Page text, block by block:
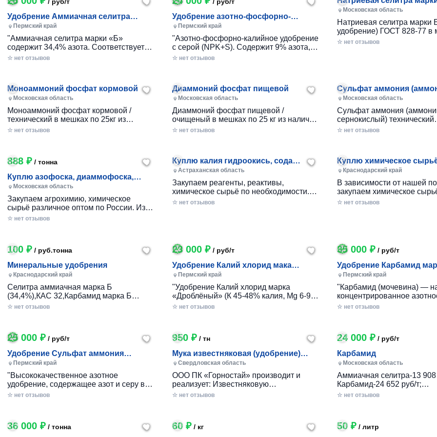
Удобрение Аммиачная селитра
марки «Б»
Пермский край
"Аммиачная селитра марки «Б»
содержит 34,4% азота. Соответствует
ГОСТ 2-2013. Это универсальное
протяже...
☆ нет отзывов
Удобрение азотно-фосфорно-
калийное + сера.NPK+S
Пермский край
"Азотно-фосфорно-калийное удобрение
с серой (NPK+S). Содержит 9% азота,
16% фосфора, 15% калия и 7% серы.
☆ нет отзывов
удобрение) ГОСТ 828-77
Московская область
Натриевая селитра марки
удобрение) ГОСТ 828-77 в
наличия со склада в
☆ нет отзывов
Моноаммоний фосфат кормовой
Московская область
Моноаммоний фосфат кормовой /
технический в мешках по 25кг из
наличия со склада в Подмосковье
☆ нет отзывов
Диаммоний фосфат пищевой
Московская область
Диаммоний фосфат пищевой /
очищеный в мешках по 25 кг из наличия
со склада в Подмосковье
☆ нет отзывов
Сульфат аммония
сернокислый)
Московская область
Сульфат аммония
сернокислый) технический
кристаллический в мешках
☆ нет отзывов
888 ₽ / тонна
Куплю азофоска, диаммофоска,
селитра аммиачная, калий
хлористый, карбамид неликвиды по
РФ
Московская область
Закупаем агрохимию, химическое
сырьё различное оптом по России. Из
числа неликвидов, невостребованную,
☆ нет отзывов
Куплю калия гидроокись, сода
кальцинированная, глицерин, натр
едкий и другое неликвиды по РФ
Астраханская область
Закупаем реагенты, реактивы,
химическое сырьё по необходимости.
Просроченные или предназначенные
☆ нет отзывов
Куплю химическое
реагенты просрочку,
России
Краснодарский край
В зависимости от нашей
закупаем химическое
реагенты, обязательно в
☆ нет отзывов
100 ₽ / руб.тонна
Минеральные удобрения
Краснодарский край
Селитра аммиачная марка Б
(34,4%),КАС 32,Карбамид марка Б
(46,2%), Сульфоаммофос (20:20:14),
NS 21:24 Кристаллический, Аммофос
NP 12:52, Диам...
☆ нет отзывов
23 000 ₽ / руб/т
Удобрение Калий хлорид мака
"Дроблёный" (К 45-48%
Пермский край
"Удобрение Калий хлорид марка
«Дроблёный» (К 45-48% калия, Mg 6-9%
магния) рекомендовано для
п...
☆ нет отзывов
35 000 ₽ / руб/т
Удобрение Карбамид
(мочевина) (NH2)2CO
Пермский край
"Карбамид (мочевина) —
концентрированное
(около 46% азота по массе).
гранул, кото...
☆ нет отзывов
25 000 ₽ / руб/т
Удобрение Сульфат аммония
(коксохимический), форма
Пермский край
"Высококачественное азотное
удобрение, содержащее азот и серу в
доступной для растений форме: 21%
☆ нет отзывов
950 ₽ / тн
Мука известняковая (удобрение)
ГОСТ 14050-93
Свердловская область
ООО ПК «Горностай» производит и
реализует: Известняковую
(доломитовую) муку для рекультивации
но...
☆ нет отзывов
24 000 ₽ / руб/т
Карбамид
Московская область
Аммиачная селитра-13 908
Карбамид-24 652 руб/т;
Нитроаммофоска
☆ нет отзывов
36 000 ₽ / тонна 60 ₽ / кг 50 ₽ / литр